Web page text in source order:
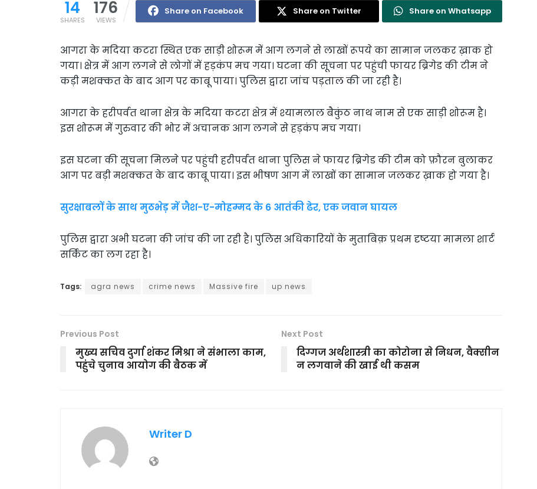
14
SHARES
176
VIEWS
Share on Facebook Share on Twitter Share on Whatsapp
आगरा के मदिया कटरा स्थित एक साड़ी शोरूम में आग लगने से लाखों रूपये का सामान जलकर ख़ाक हो
गया। क्षेत्र में आग लगने से लोगों में हड़कंप मच गया। घटना की सूचना पर पहुंची फायर ब्रिगेड की टीम ने
कड़ी मशक्कत के बाद आग पर काबू पाया। पुलिस द्वारा जांच पड़ताल की जा रही है।
आगरा के हरीपर्वत थाना क्षेत्र के मदिया कटरा क्षेत्र में श्यामलाल बैकुंठ नाथ नाम से एक साड़ी शोरूम है।
इस शोरूम में गुरुवार की भोर में अचानक आग लगने से हड़कंप मच गया।
इस घटना की सूचना मिलने पर पहुंची हरीपर्वत थाना पुलिस ने फायर ब्रिगेड की टीम को फ़ौरन बुलाकर
आग पर बड़ी मशक्कत के बाद काबू पाया। इस भीषण आग में लाखों का सामान जलकर ख़ाक हो गया है।
सुरक्षाबलों के साथ मुठभेड़ में जैश-ए-मोहम्मद के 6 आतंकी ढेर, एक जवान घायल
पुलिस द्वारा अभी घटना की जांच की जा रही है। पुलिस अधिकारियों के मुताबिक़ प्रथम दृष्टया मामला शार्ट
सर्किट का लग रहा है।
Tags: agra news crime news Massive fire up news
Previous Post
मुख्य सचिव दुर्गा शंकर मिश्रा ने संभाला काम,
पहुंचे चुनाव आयोग की बैठक में
Next Post
दिग्गज अर्थशास्त्री का कोरोना से निधन, वैक्सीन
न लगवाने की खाई थी कसम
Writer D